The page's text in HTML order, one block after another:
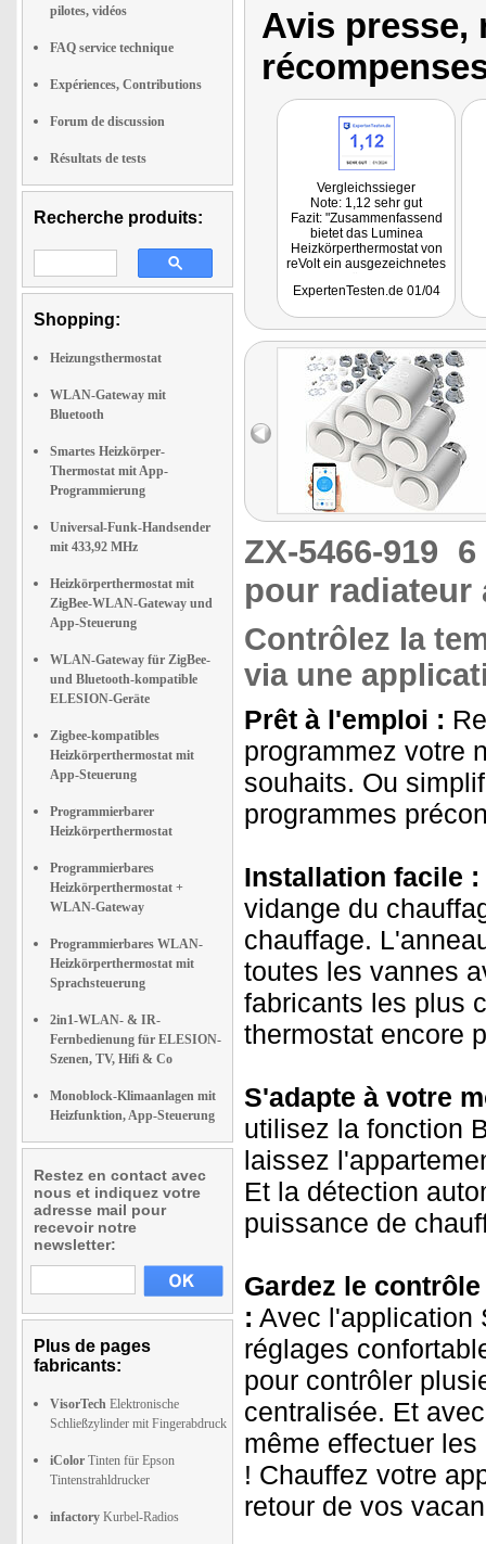
pilotes, vidéos
FAQ service technique
Expériences, Contributions
Forum de discussion
Résultats de tests
Recherche produits:
Shopping:
Heizungsthermostat
WLAN-Gateway mit
Bluetooth
Smartes Heizkörper-
Thermostat mit App-
Programmierung
Universal-Funk-Handsender
mit 433,92 MHz
Heizkörperthermostat mit
ZigBee-WLAN-Gateway und
App-Steuerung
WLAN-Gateway für ZigBee-
und Bluetooth-kompatible
ELESION-Geräte
Zigbee-kompatibles
Heizkörperthermostat mit
App-Steuerung
Programmierbarer
Heizkörperthermostat
Programmierbares
Heizkörperthermostat +
WLAN-Gateway
Programmierbares WLAN-
Heizkörperthermostat mit
Sprachsteuerung
2in1-WLAN- & IR-
Fernbedienung für ELESION-
Szenen, TV, Hifi & Co
Monoblock-Klimaanlagen mit
Heizfunktion, App-Steuerung
Restez en contact avec
nous et indiquez votre
adresse mail pour
recevoir notre
newsletter:
Plus de pages
fabricants:
VisorTech Elektronische
Schließzylinder mit Fingerabdruck
iColor Tinten für Epson
Tintenstrahldrucker
infactory Kurbel-Radios
Avis presse,
Vergleichssieger
Note: 1,12 sehr gut
Fazit: "Zusammenfassend
bietet das Luminea
Heizkörperthermostat von
reVolt ein ausgezeichnetes
Energieeffizienz, Komfort
Investition für das moderne
Heim macht."
Getestet wurde ZX-5468
ExpertenTesten.de 01/04
ZX-5466-919 6
pour radiateur
Contrôlez la
via une
Prêt à l'emploi :
programmez votre
souhaits. Ou
programmes
Installation facile :
vidange du
chauffage.
toutes les vannes
fabricants les plus
thermostat encore
S'adapte à votre
utilisez la fonction
laissez
Et la détection
puissance de
Gardez le
: Avec l'application
réglages
pour contrôler
centralisée. Et
même effectuer
! Chauffez votre
retour de vos